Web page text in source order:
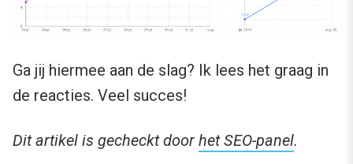
Ga jij hiermee aan de slag? Ik lees het graag in
de reacties. Veel succes!
Dit artikel is gecheckt door het SEO-panel.